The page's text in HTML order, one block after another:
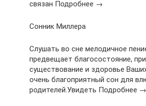
связан Подробнее →
Сонник Миллера
Слушать во сне мелодичное
предвещает благосостояние,
существование и здоровье
очень благоприятный сон для
родителей.Увидеть Подробнее →